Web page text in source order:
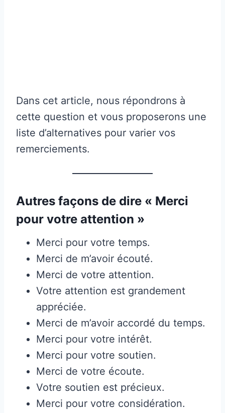
Dans cet article, nous répondrons à
cette question et vous proposerons une
liste d’alternatives pour varier vos
remerciements.
Autres façons de dire « Merci
pour votre attention »
Merci pour votre temps.
Merci de m’avoir écouté.
Merci de votre attention.
Votre attention est grandement
appréciée.
Merci de m’avoir accordé du temps.
Merci pour votre intérêt.
Merci pour votre soutien.
Merci de votre écoute.
Votre soutien est précieux.
Merci pour votre considération.